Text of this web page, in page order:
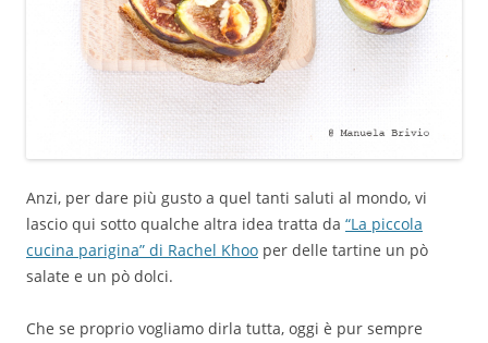
Anzi, per dare più gusto a quel tanti saluti al mondo, vi
lascio qui sotto qualche altra idea tratta da “La piccola
cucina parigina” di Rachel Khoo per delle tartine un pò
salate e un pò dolci.
Che se proprio vogliamo dirla tutta, oggi è pur sempre